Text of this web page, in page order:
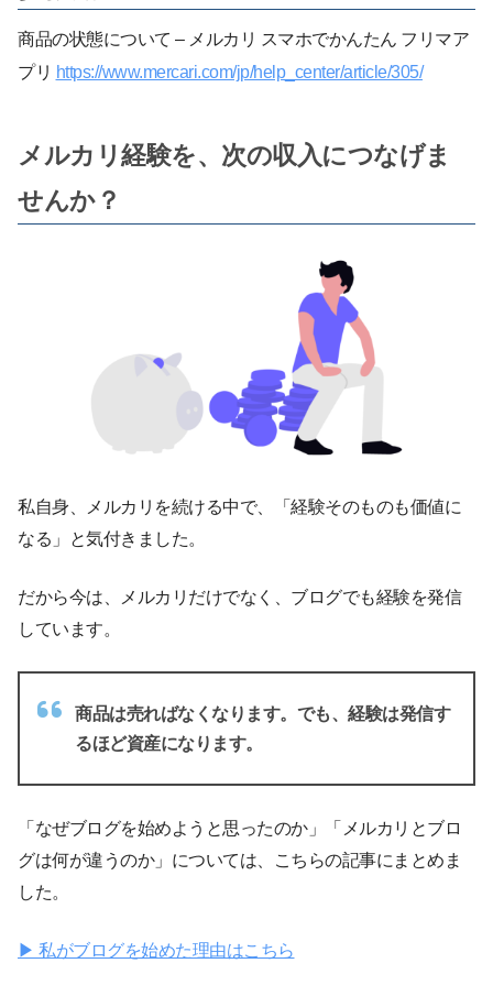
商品の状態について – メルカリ スマホでかんたん フリマア
プリ https://www.mercari.com/jp/help_center/article/305/
メルカリ経験を、次の収入につなげま
せんか？
私自身、メルカリを続ける中で、「経験そのものも価値に
なる」と気付きました。
だから今は、メルカリだけでなく、ブログでも経験を発信
しています。
商品は売ればなくなります。でも、経験は発信す
るほど資産になります。
「なぜブログを始めようと思ったのか」「メルカリとブロ
グは何が違うのか」については、こちらの記事にまとめま
した。
▶ 私がブログを始めた理由はこちら